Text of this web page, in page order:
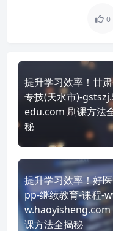
0
提升学习效率！甘
专技(天水市)-
edu.com 刷课方法
秘
提升学习效率！好
pp-继续教育-课程-
w.haoyisheng.com
课方法全揭秘